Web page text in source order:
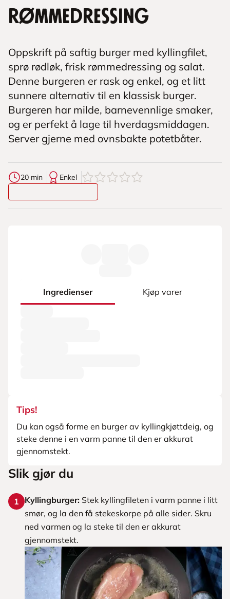
rømmedressing
Oppskrift på saftig burger med kyllingfilet,
sprø rødløk, frisk rømmedressing og salat.
Denne burgeren er rask og enkel, og et litt
sunnere alternativ til en klassisk burger.
Burgeren har milde, barnevennlige smaker,
og er perfekt å lage til hverdagsmiddagen.
Server gjerne med ovnsbakte potetbåter.
20 min Enkel 0av5stjerner
Ingredienser Kjøp varer
Tips!
Du kan også forme en burger av kyllingkjøttdeig, og
steke denne i en varm panne til den er akkurat
gjennomstekt.
Slik gjør du
1 Kyllingburger: Stek kyllingfileten i varm panne i litt
smør, og la den få stekeskorpe på alle sider. Skru
ned varmen og la steke til den er akkurat
gjennomstekt.